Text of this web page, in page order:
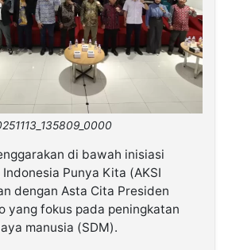
di bawah inisiasi
Punya Kita (AKSI
dengan Asta Cita Presiden
yang fokus pada peningkatan
manusia (SDM).